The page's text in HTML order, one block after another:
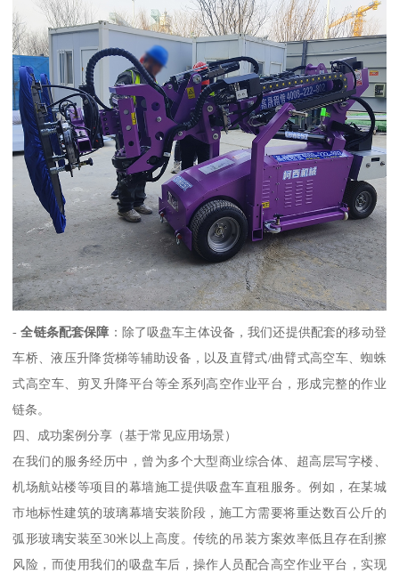
-全链条配套保障 ：除了吸盘车主体设备，我们还提供配套的移动登
车桥、液压升降货梯等辅助设备，以及直臂式/曲臂式高空车、蜘蛛
式高空车、剪叉升降平台等全系列高空作业平台，形成完整的作业
链条。
四、成功案例分享（基于常见应用场景）
在我们的服务经历中，曾为多个大型商业综合体、超高层写字楼、
机场航站楼等项目的幕墙施工提供吸盘车直租服务。例如，在某城
市地标性建筑的玻璃幕墙安装阶段，施工方需要将重达数百公斤的
弧形玻璃安装至30米以上高度。传统的吊装方案效率低且存在刮擦
风险，而使用我们的吸盘车后，操作人员配合高空作业平台，实现